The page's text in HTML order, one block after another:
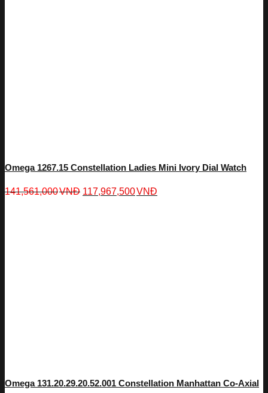
Omega 1267.15 Constellation Ladies Mini Ivory Dial Watch
141,561,000VNĐ 117,967,500VNĐ
Omega 131.20.29.20.52.001 Constellation Manhattan Co-Axial